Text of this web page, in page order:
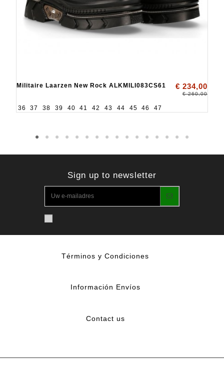
Militaire Laarzen New Rock ALKMILI083CS61 € 234,00
€ 260,00
36 37 38 39 40 41 42 43 44 45 46 47
Sign up to newsletter
Términos y Condiciones
Información Envíos
Contact us